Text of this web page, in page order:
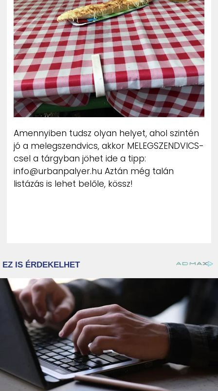
Amennyiben tudsz olyan helyet, ahol szintén
jó a melegszendvics, akkor MELEGSZENDVICS-
csel a tárgyban jöhet ide a tipp:
info@urbanpalyer.hu Aztán még talán
listázás is lehet belőle, kössz!